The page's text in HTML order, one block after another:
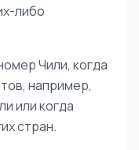
либо
Чили, когда
например,
или когда
стран.